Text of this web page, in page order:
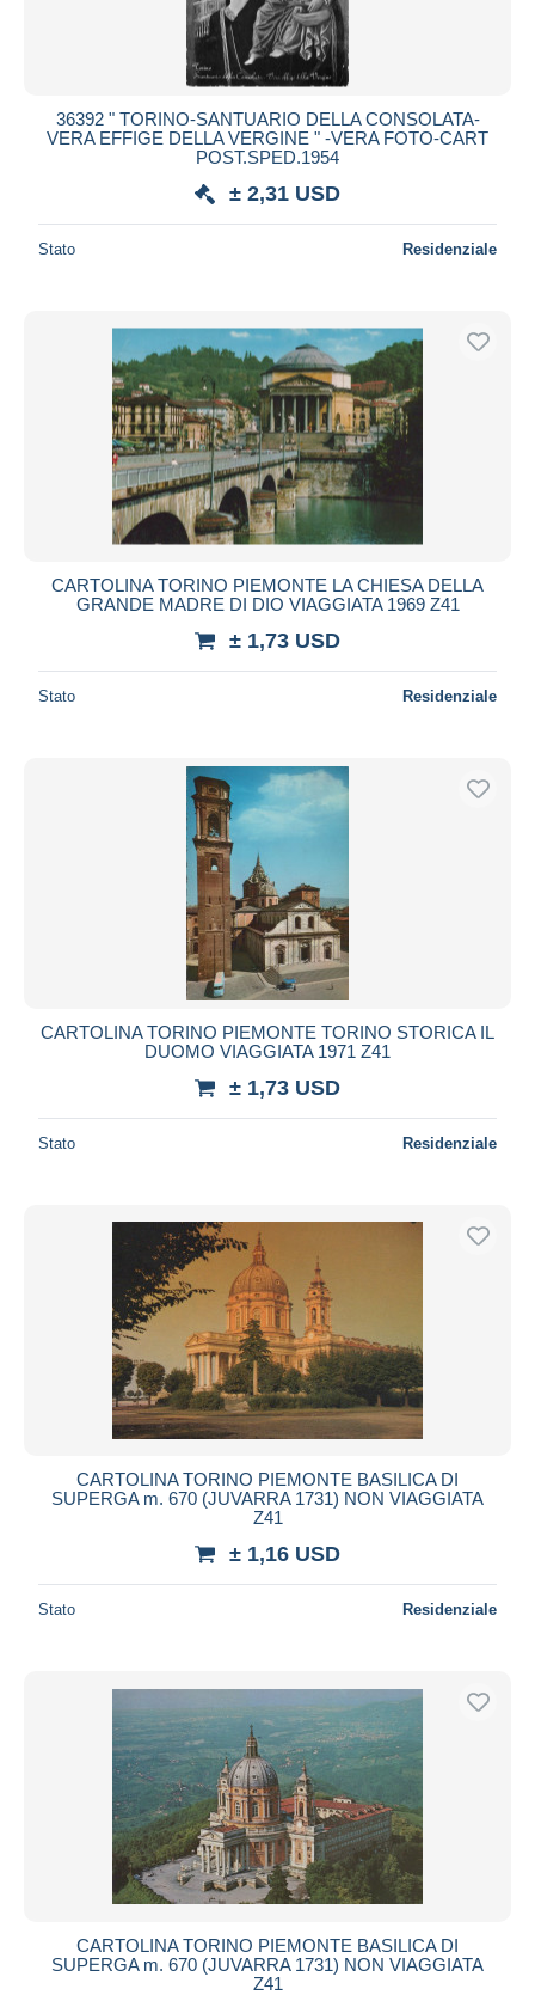
36392 " TORINO-SANTUARIO DELLA CONSOLATA-
VERA EFFIGE DELLA VERGINE " -VERA FOTO-CART
POST.SPED.1954
± 2,31 USD
Stato Residenziale
CARTOLINA TORINO PIEMONTE LA CHIESA DELLA
GRANDE MADRE DI DIO VIAGGIATA 1969 Z41
± 1,73 USD
Stato Residenziale
CARTOLINA TORINO PIEMONTE TORINO STORICA IL
DUOMO VIAGGIATA 1971 Z41
± 1,73 USD
Stato Residenziale
CARTOLINA TORINO PIEMONTE BASILICA DI
SUPERGA m. 670 (JUVARRA 1731) NON VIAGGIATA
Z41
± 1,16 USD
Stato Residenziale
CARTOLINA TORINO PIEMONTE BASILICA DI
SUPERGA m. 670 (JUVARRA 1731) NON VIAGGIATA
Z41